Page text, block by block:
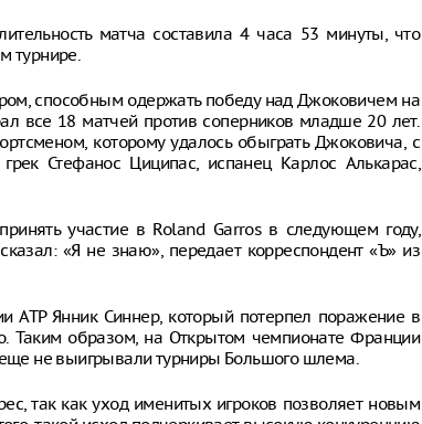
матча составила 4 часа 53 минуты, что
турнире.
способным одержать победу над Джоковичем на
все 18 матчей против соперников младше 20 лет.
которому удалось обыграть Джоковича, с
Стефанос Циципас, испанец Карлос Алькарас,
участие в Roland Garros в следующем году,
«Я не знаю», передает корреспондент «Ъ» из
АТР Янник Синнер, который потерпел поражение в
Таким образом, на Oткрытом чемпионате Франции
не выигрывали турниры Большого шлема.
так как уход именитых игроков позволяет новым